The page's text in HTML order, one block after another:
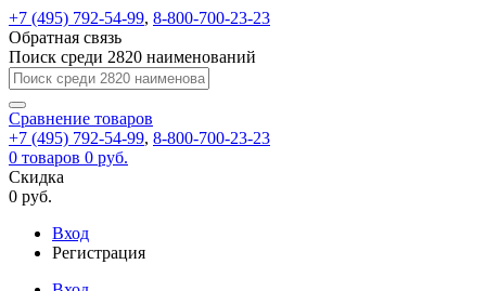
+7 (495) 792-54-99, 8-800-700-23-23
Обратная связь
Поиск среди 2820 наименований
Сравнение товаров
+7 (495) 792-54-99, 8-800-700-23-23
0 товаров 0 руб.
Скидка
0 руб.
Вход
Регистрация